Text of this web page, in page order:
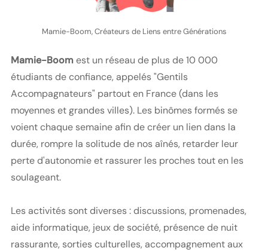
Mamie-Boom, Créateurs de Liens entre Générations
Mamie-Boomest un réseau de plus de 10 000
étudiants de confiance, appelés "Gentils
Accompagnateurs" partout en France (dans les
moyennes et grandes villes). Les binômes formés se
voient chaque semaine afin de créer un lien dans la
durée, rompre la solitude de nos aînés, retarder leur
perte d'autonomie et rassurer les proches tout en les
soulageant.
Les activités sont diverses : discussions, promenades,
aide informatique, jeux de société, présence de nuit
rassurante, sorties culturelles, accompagnement aux